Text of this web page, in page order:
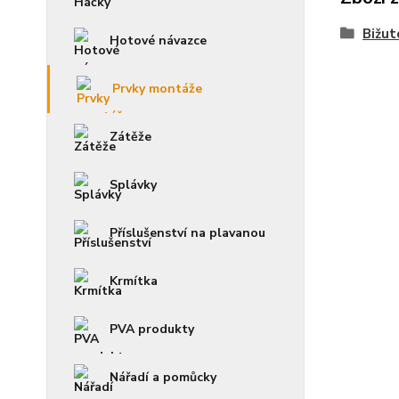
Hotové návazce
Prvky montáže
Zátěže
Splávky
Příslušenství na plavanou
Krmítka
PVA produkty
Nářadí a pomůcky